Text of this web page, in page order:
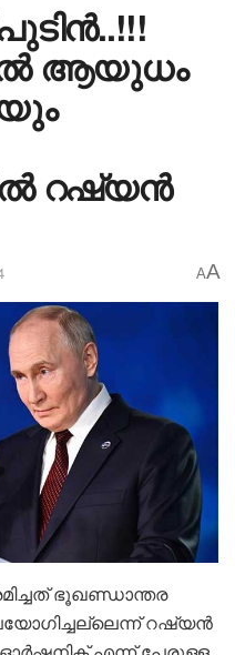
ആയുധം
റഷ്യൻ
AA
ഭൂഖണ്ഡാന്തര
റഷ്യൻ